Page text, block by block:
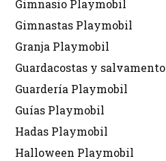
Gimnasio Playmobil
Gimnastas Playmobil
Granja Playmobil
Guardacostas y salvamento
Guardería Playmobil
Guías Playmobil
Hadas Playmobil
Halloween Playmobil